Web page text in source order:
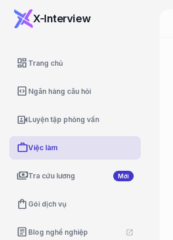
X-Interview
dashboard Trang chủ
code_blocks Ngân hàng câu hỏi
video_camera_frontLuyện tập phỏng vấn
workViệc làm
paymentsTra cứu lương Mới
shopping_bag Gói dịch vụ
article Blog nghề nghiệp open_in_new